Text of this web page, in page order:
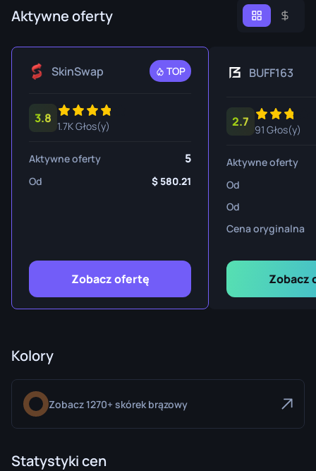
Aktywne oferty
SkinSwap TOP
3.8
1.7K Głos(y)
Aktywne oferty 5
Od 580.21
Zobacz ofertę
BUFF163
2.7
91 Głos(y)
Aktywne oferty
Od
Od
Cena oryginalna
Zobacz
Kolory
Zobacz 1270+ skórek brązowy
Statystyki cen